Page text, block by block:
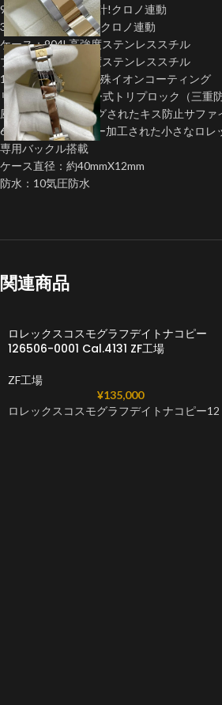
9時位置12時間積算計!クロノ連動
3時位置30分積算計!クロノ連動
ケース：904L高強度ステンレススチル
ブレス：904L高強度ステンレススチル
18K IPG ゴールド特殊イオンコーティング
リューズ:スクリュー式トリプロック（三重
風防:ARコーティングされたキス防止サファ
6時の位置にレーザー加工された小さなロレ
専用バックル搭載
ケース直径：約40mmX12mm
防水：10気圧防水
関連商品
ロレックスコスモグラフデイトナコピー
126506-0001 Cal.4131 ZF工場
ZF工場
¥135,000
ロレックスコスモグラフデイトナコピー12